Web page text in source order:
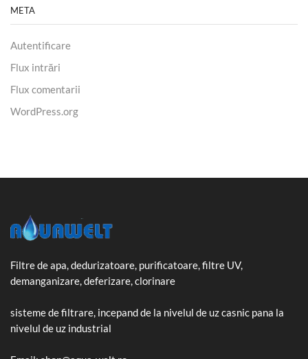
META
Autentificare
Flux intrări
Flux comentarii
WordPress.org
Filtre de apa, dedurizatoare, purificatoare, filtre UV,
demanganizare, deferizare, clorinare
sisteme de filtrare, incepand de la nivelul de uz casnic pana la
nivelul de uz industrial